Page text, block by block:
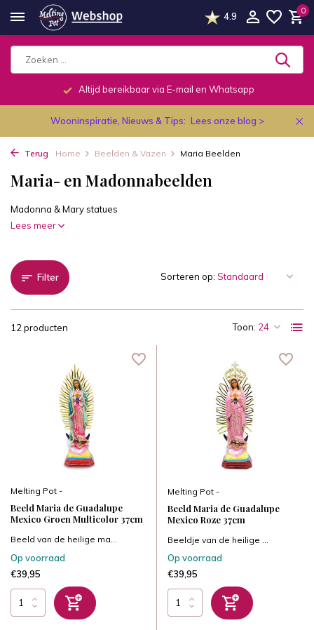
4.9
0
Telefonisch dagelijks van 9.00 tot 19.00u.
Wooninspiratie, Nieuws & Tips: Lees onze blog >
Terug Home Beelden & Vazen Maria Beelden
Maria- en Madonnabeelden
Madonna & Mary statues
Lees meer
Filter
12 producten Toon:
Sorteren op:
Melting Pot -
Beeld Maria de Guadalupe
Mexico Groen Multicolor 37cm
Beeld van de heilige ma...
Op voorraad
€39,95
Melting Pot -
Beeld Maria de Guadalupe
Mexico Roze 37cm
Beeldje van de heilige ...
Op voorraad
€39,95